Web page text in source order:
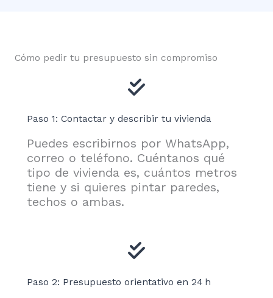
Cómo pedir tu presupuesto sin compromiso
Paso 1: Contactar y describir tu vivienda
Puedes escribirnos por WhatsApp,
correo o teléfono. Cuéntanos qué
tipo de vivienda es, cuántos metros
tiene y si quieres pintar paredes,
techos o ambas.
Paso 2: Presupuesto orientativo en 24 h